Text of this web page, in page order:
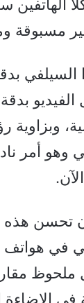
الهاتفين
مسبوقة
وبزاوية
وهو أمر
تحسن هذه
في هواتف
ملحوظ
في